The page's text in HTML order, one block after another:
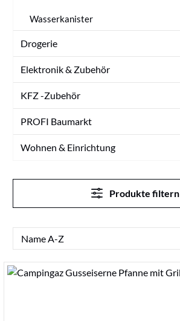
Wasserkanister
Drogerie
Elektronik & Zubehör
KFZ -Zubehör
PROFI Baumarkt
Wohnen & Einrichtung
Produkte filtern